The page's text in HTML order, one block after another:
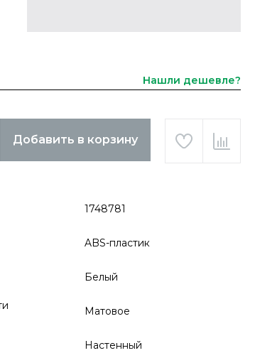
Нашли дешевле?
Добавить в корзину
1748781
ABS-пластик
Белый
Матовое
Настенный